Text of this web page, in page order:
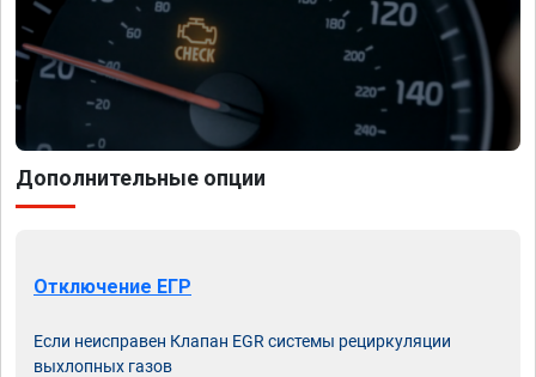
Дополнительные опции
Отключение ЕГР
Если неисправен Клапан EGR системы рециркуляции
выхлопных газов